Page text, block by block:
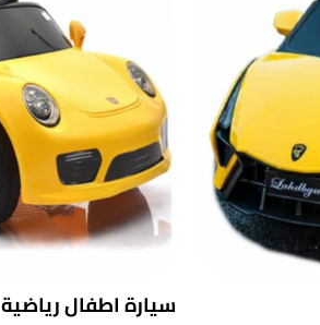
سيارة اطفال رياضية